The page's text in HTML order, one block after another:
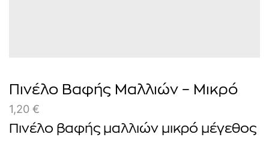
Πινέλο Βαφής Μαλλιών – Μικρό
1,20 €
Πινέλο βαφής μαλλιών μικρό μέγεθος